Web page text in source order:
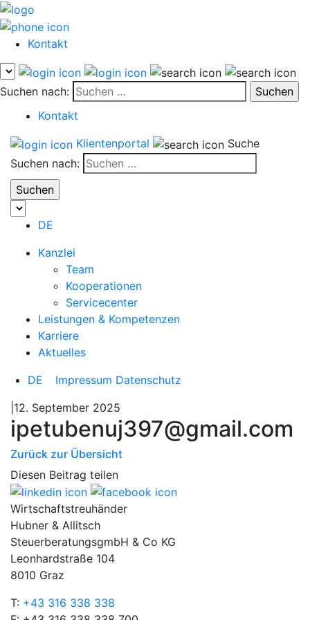
Kontakt
Suchen nach:
Kontakt
Klientenportal
Suche
Suchen nach:
DE
Kanzlei
Team
Kooperationen
Servicecenter
Leistungen & Kompetenzen
Karriere
Aktuelles
DE
Impressum Datenschutz
|12. September 2025
ipetubenuj397@gmail.com
Zurück zur Übersicht
Diesen Beitrag teilen
Wirtschaftstreuhänder
Hubner & Allitsch
SteuerberatungsgmbH & Co KG
Leonhardstraße 104
8010 Graz
T: +43 316 338 338